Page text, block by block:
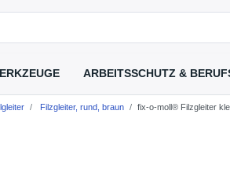
ARBEITSSCHUTZ &
Filzgleiter, rund, braun fix-o-moll® Filzgleiter